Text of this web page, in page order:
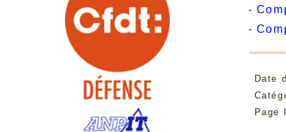
-
-
Date
Page